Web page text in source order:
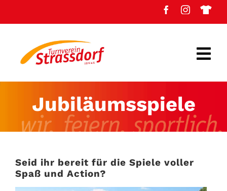
Turnen
Volleyball
Jubiläumsspiele
Seid ihr bereit für die Spiele voller
Spaß und Action?